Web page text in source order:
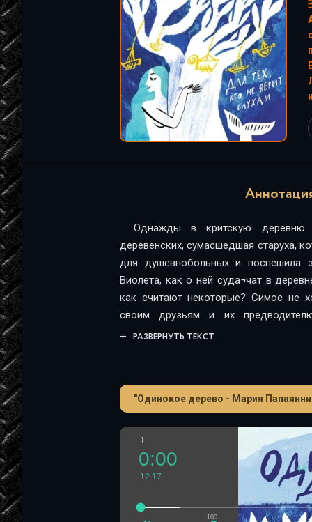
Однажды в критскую деревню
деревенских, сумасшедшая старуха,
для душевнобольных и поспешила
Виолета, как о ней суда¬чат в
как считают некоторые? Симос не
своим друзьям и их
сомневается, что все россказни о
неизвестный человек, незаметно
говорят, он чем-то похож на
разные люди. Пусть это пока
греческая писательница, автор
«Одинокое Дерево» была
РАЗВЕРНУТЬ ТЕКСТ
"Одинокое дерево - Мария
1
100
0:00
12:17